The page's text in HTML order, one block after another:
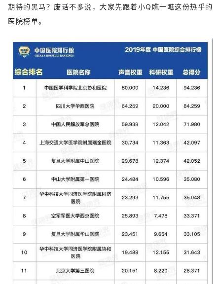
期待的黑马？废话不多说，大家先跟着小Q瞧一瞧这份热乎的
医院榜单。